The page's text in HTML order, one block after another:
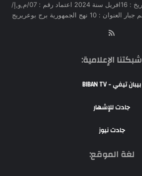
مع قانون الاعلام 2023 بتاريخ : 16افريل سنة 2024 اعتماد رقم : 07/م,و,إ/
شبكتنا الإعلامية:
بيبان تيفي - BIBAN TV
جادت للإشهار
جادت نيوز
لغة الموقع: